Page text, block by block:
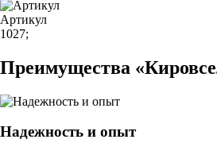
Артикул
1027;
Преимущества
Надежность и опыт